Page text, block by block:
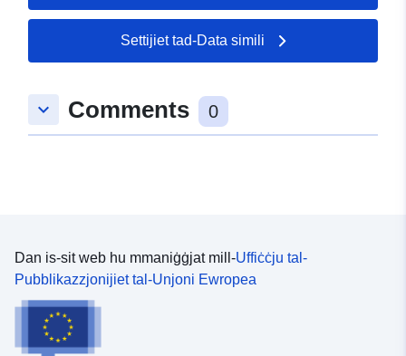
Settijiet tad-Data simili
keyboard_arrow_down Comments 0
Dan is-sit web hu mmaniġġjat mill-Uffiċċju tal-
Pubblikazzjonijiet tal-Unjoni Ewropea